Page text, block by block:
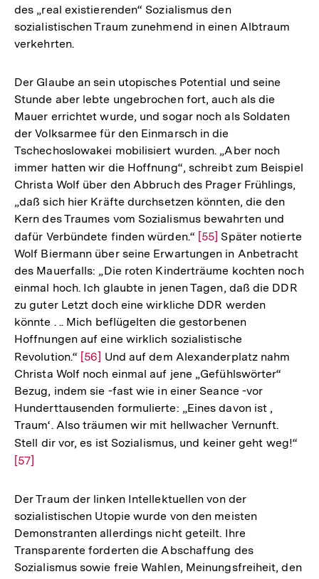
des „real existierenden“ Sozialismus den
sozialistischen Traum zunehmend in einen Albtraum
verkehrten.
Der Glaube an sein utopisches Potential und seine
Stunde aber lebte ungebrochen fort, auch als die
Mauer errichtet wurde, und sogar noch als Soldaten
der Volksarmee für den Einmarsch in die
Tschechoslowakei mobilisiert wurden. „Aber noch
immer hatten wir die Hoffnung“, schreibt zum Beispiel
Christa Wolf über den Abbruch des Prager Frühlings,
„daß sich hier Kräfte durchsetzen könnten, die den
Kern des Traumes vom Sozialismus bewahrten und
dafür Verbündete finden würden.“ Zur
Auflösung
der
Fußnote
[55] Später notierte
Wolf Biermann über seine Erwartungen in Anbetracht
des Mauerfalls: „Die roten Kinderträume kochten noch
einmal hoch. Ich glaubte in jenen Tagen, daß die DDR
zu guter Letzt doch eine wirkliche DDR werden
könnte . .. Mich beflügelten die gestorbenen
Hoffnungen auf eine wirklich sozialistische
Revolution.“ Zur
Auflösung
der
Fußnote
[56] Und auf dem Alexanderplatz nahm
Christa Wolf noch einmal auf jene „Gefühlswörter“
Bezug, indem sie -fast wie in einer Seance -vor
Hunderttausenden formulierte: „Eines davon ist ,
Traum‘. Also träumen wir mit hellwacher Vernunft.
Stell dir vor, es ist Sozialismus, und keiner geht weg!“
[57]
Der Traum der linken Intellektuellen von der
sozialistischen Utopie wurde von den meisten
Demonstranten allerdings nicht geteilt. Ihre
Transparente forderten die Abschaffung des
Sozialismus sowie freie Wahlen, Meinungsfreiheit, den
Zum